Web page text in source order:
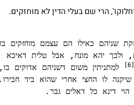
הרי שם בעלי הדין לא מוחזקים.
דינא כל דאלים גבר.